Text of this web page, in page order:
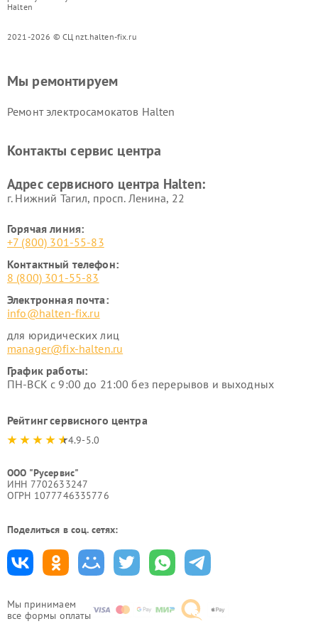
Halten
2021-2026 © СЦ nzt.halten-fix.ru
Мы принимаем
все формы оплаты
Мы ремонтируем
Ремонт электросамокатов Halten
Контакты сервис центра
Адрес сервисного центра Halten:
г. Нижний Тагил, просп. Ленина, 22
Горячая линия:
+7 (800) 301-55-83
Контактный телефон:
8 (800) 301-55-83
Электронная почта:
info@halten-fix.ru
для юридических лиц
manager@fix-halten.ru
График работы:
ПН-ВСК с 9:00 до 21:00 без перерывов и выходных
Рейтинг сервисного центра
4.9-5.0
ООО "Русервис"
ИНН 7702633247
ОГРН 1077746335776
Поделиться в соц. сетях: